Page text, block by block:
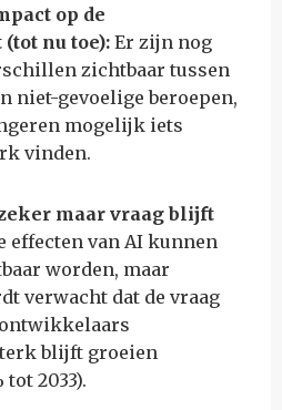
op de
nu toe): Er zijn nog
zichtbaar tussen
niet-gevoelige beroepen,
mogelijk iets
vinden.
maar vraag blijft
effecten van AI kunnen
worden, maar
verwacht dat de vraag
blijft groeien
tot 2033).